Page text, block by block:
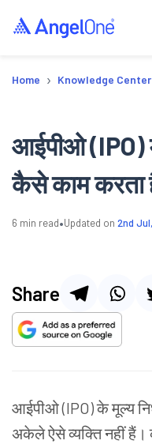
Home › Knowledge Center
आईपीओ (IPO)
कैसे काम करता
6 min read•Updated on 2nd
Share
आईपीओ(IPO)केमूल्य
अकेलेऐसेव्यक्तिनहींहैं।